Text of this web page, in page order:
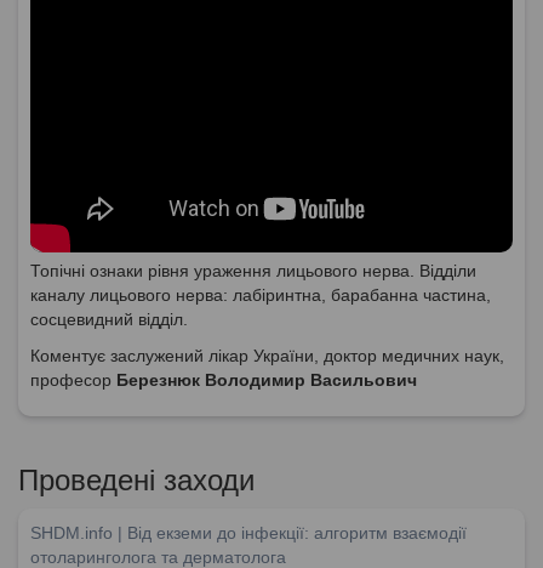
Топічні ознаки рівня ураження лицьового нерва. Відділи
каналу лицьового нерва: лабіринтна, барабанна частина,
сосцевидний відділ.
Коментує заслужений лікар України, доктор медичних наук,
професор Березнюк Володимир Васильович
Проведені заходи
SHDM.info | Від екземи до інфекції: алгоритм взаємодії
отоларинголога та дерматолога